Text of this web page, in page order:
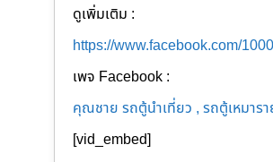
ดูเพิ่มเติม :
https://www.facebook.com/
เพจ Facebook :
คุณชาย รถตู้นำเที่ยว , รถตู้เหมาร
[vid_embed]